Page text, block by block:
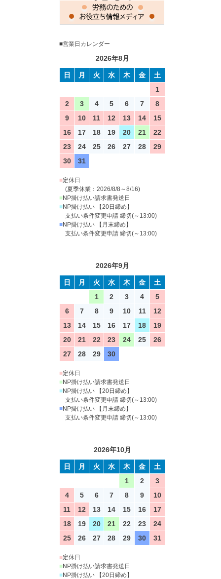
■営業日カレンダー
2026年8月
日 月 火 水 木 金
土
1
2
3 4 5 6 7
8
9
10 11 12 13 14
15
16
17 18 19 20 21
22
23
24 25 26 27 28
29
30
31
■定休日
(夏季休業：2026/8/8～8/16)
■NP掛け払い請求書発送日
■NP掛け払い 【20日締め】
支払い条件変更申請 締切(～13:00)
■NP掛け払い 【月末締め】
支払い条件変更申請 締切(～13:00)
2026年9月
日 月 火 水 木 金
土
1
2 3 4
5
6
7 8 9 10 11
12
13
14 15 16 17 18
19
20
21 22 23 24 25
26
27
28 29 30
■定休日
■NP掛け払い請求書発送日
■NP掛け払い 【20日締め】
支払い条件変更申請 締切(～13:00)
■NP掛け払い 【月末締め】
支払い条件変更申請 締切(～13:00)
2026年10月
日 月 火 水 木 金
土
1
2
3
4
5 6 7 8 9
10
11
12 13 14 15 16
17
18
19 20 21 22 23
24
25
26 27 28 29 30 31
■定休日
■NP掛け払い請求書発送日
■NP掛け払い 【20日締め】